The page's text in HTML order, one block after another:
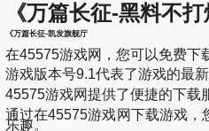
《万篇长征-黑料不
《万篇长征-凯发旗舰厅
在45575游戏网，您可以免费下
游戏版本号9.1代表了游戏的最
45575游戏网提供了便捷的下载
通过在45575游戏网下载游戏
乐趣。